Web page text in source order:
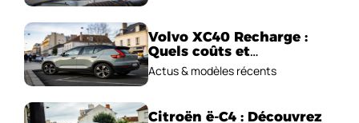
Volvo XC40 Recharge :
Quels coûts et
performances
électriques ?
Actus & modèles récents
Citroën ë-C4 : Découvrez